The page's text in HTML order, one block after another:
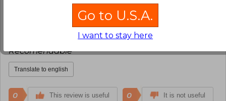
Soledad Rojas Ruiz
Tuesday, August
Verified Purchase
Recomendable
Translate to english
0 This review is useful 0 It is not useful
Go to U.S.A.
I want to stay here